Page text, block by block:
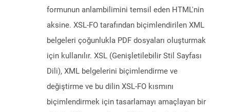
formunun anlambilimini temsil eden HTML'nin
aksine. XSL-FO tarafından biçimlendirilen XML
belgeleri çoğunlukla PDF dosyaları oluşturmak
için kullanılır. XSL (Genişletilebilir Stil Sayfası
Dili), XML belgelerini biçimlendirme ve
değiştirme ve bu dilin XSL-FO kısmını
biçimlendirmek için tasarlamayı amaçlayan bir